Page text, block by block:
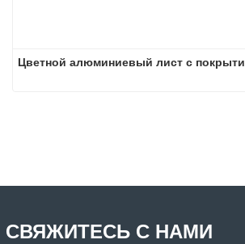
Цветной алюминиевый лист с
СВЯЖИТЕСЬ С НАМИ